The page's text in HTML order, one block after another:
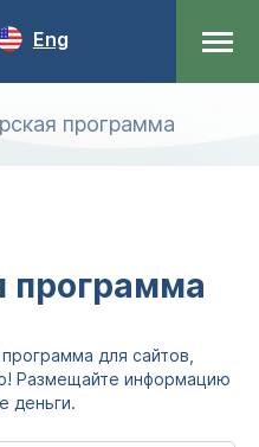
Eng
программа
программа
для сайтов,
Размещайте информацию
деньги.